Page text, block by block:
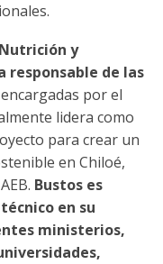
y
responsable de las
por el
lidera como
para crear un
en Chiloé,
Bustos es
en su
ministerios,